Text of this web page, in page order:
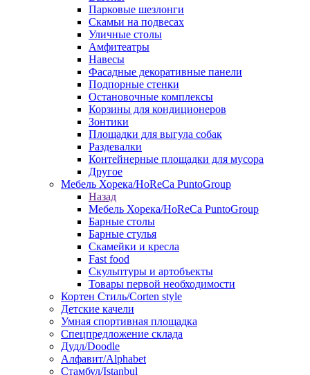
Парковые шезлонги
Скамьи на подвесах
Уличные столы
Амфитеатры
Навесы
Фасадные декоративные панели
Подпорные стенки
Остановочные комплексы
Корзины для кондиционеров
Зонтики
Площадки для выгула собак
Раздевалки
Контейнерные площадки для мусора
Другое
Мебель Хорека/HoReCa PuntoGroup
Назад
Мебель Хорека/HoReCa PuntoGroup
Барные столы
Барные стулья
Скамейки и кресла
Fast food
Скульптуры и артобъекты
Товары первой необходимости
Кортен Стиль/Corten style
Детские качели
Умная спортивная площадка
Спецпредложение склада
Дудл/Doodle
Алфавит/Alphabet
Стамбул/Istanbul